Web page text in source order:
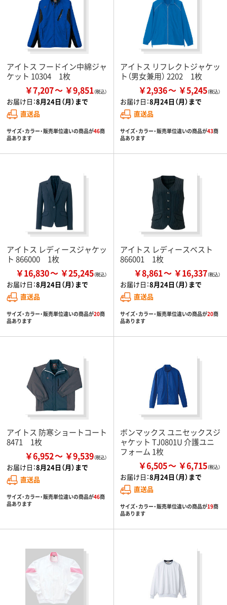
アイトス フードイン中綿ジャ
ケット 10304 1枚
￥7,207 ￥9,851
お届け日：8月24日（月）まで
直送品
サイズ・カラー・販売単位違いの商品が46商
品あります
アイトス リフレクトジャケッ
ト（男女兼用） 2202 1枚
￥2,936 ￥5,245
お届け日：8月24日（月）まで
直送品
サイズ・カラー・販売単位違いの商品が43商
品あります
アイトス レディースジャケッ
ト 866000 1枚
￥16,830 ￥25,245
お届け日：8月24日（月）まで
直送品
サイズ・カラー・販売単位違いの商品が20商
品あります
アイトス レディースベスト
866001 1枚
￥8,861 ￥16,337
お届け日：8月24日（月）まで
直送品
サイズ・カラー・販売単位違いの商品が20商
品あります
アイトス 防寒ショートコート
8471 1枚
￥6,952 ￥9,539
お届け日：8月24日（月）まで
直送品
サイズ・カラー・販売単位違いの商品が46商
品あります
ボンマックス ユニセックスジ
ャケット TJ0801U 介護ユニ
フォーム 1枚
￥6,505 ￥6,715
お届け日：8月24日（月）まで
直送品
サイズ・カラー・販売単位違いの商品が19商
品あります